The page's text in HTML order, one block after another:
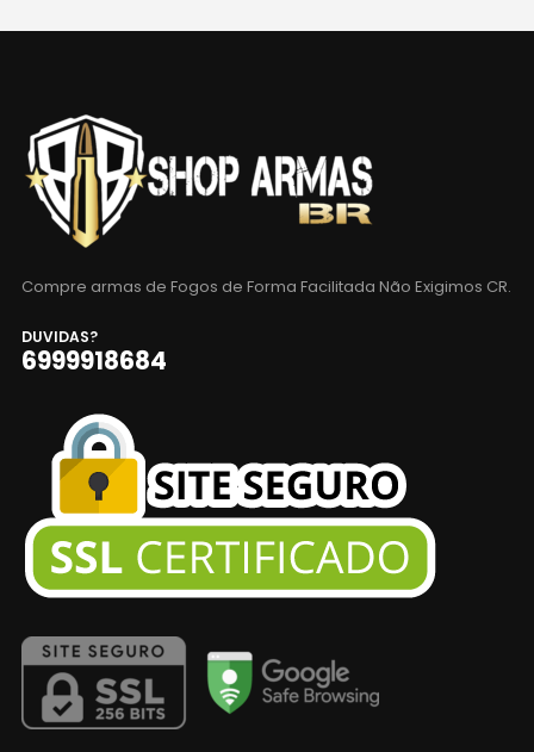
Compre armas de Fogos de Forma Facilitada Não Exigimos CR.
DUVIDAS?
6999918684